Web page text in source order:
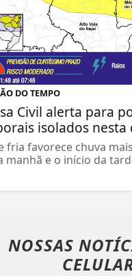
DO TEMPO
Civil alerta para
isolados
fria favorece chuva
manhã e o início da
NOSSAS